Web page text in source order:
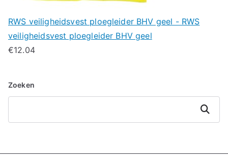
RWS veiligheidsvest ploegleider BHV geel - RWS
veiligheidsvest ploegleider BHV geel
€12.04
Zoeken
Zoeken